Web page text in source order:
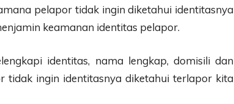
pelapor tidak ingin diketahui identitasnya
keamanan identitas pelapor.
identitas, nama lengkap, domisili dan
tidak ingin identitasnya diketahui terlapor kita